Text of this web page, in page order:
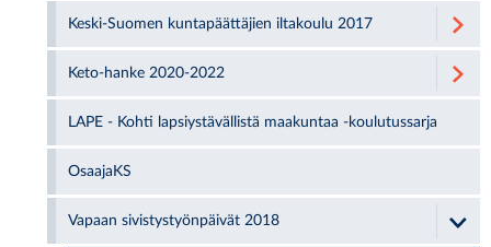
Keski-Suomen kuntapäättäjien iltakoulu 2017
Keto-hanke 2020-2022
LAPE - Koh­ti lap­siys­tä­väl­listä maa­kun­taa -kou­lu­tus­sar­ja
OsaajaKS
Vapaan sivistystyönpäivät 2018